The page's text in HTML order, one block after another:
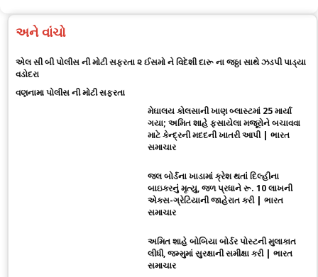
અને વાંચો
એલ સી બી પોલીસ ની મોટી સફરતા ૨ ઈસમો ને વિદેશી દારૂ ના જઠ્ઠા સાથે ઝડપી પાડ્યા
વડોદરા
વણનામા પોલીસ ની મોટી સફરતા
મેઘાલય કોલસાની ખાણ બ્લાસ્ટમાં 25 માર્યા
ગયા; અમિત શાહે ફસાયેલા મજૂરોને બચાવવા
માટે કેન્દ્રની મદદની ખાતરી આપી | ભારત
સમાચાર
જલ બોર્ડના ખાડામાં ક્રેશ થતાં દિલ્હીના
બાઇકરનું મૃત્યુ, જળ પ્રધાને રૂ. 10 લાખની
એક્સ-ગ્રેટિયાની જાહેરાત કરી | ભારત
સમાચાર
અમિત શાહે બોબિયા બોર્ડર પોસ્ટની મુલાકાત
લીધી, જમ્મુમાં સુરક્ષાની સમીક્ષા કરી | ભારત
સમાચાર